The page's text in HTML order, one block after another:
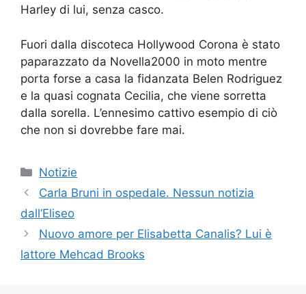
Harley di lui, senza casco.
Fuori dalla discoteca Hollywood Corona è stato
paparazzato da Novella2000 in moto mentre
porta forse a casa la fidanzata Belen Rodriguez
e la quasi cognata Cecilia, che viene sorretta
dalla sorella. L’ennesimo cattivo esempio di ciò
che non si dovrebbe fare mai.
Categorie
Notizie
Carla Bruni in ospedale. Nessun notizia
dall’Eliseo
Nuovo amore per Elisabetta Canalis? Lui è
lattore Mehcad Brooks